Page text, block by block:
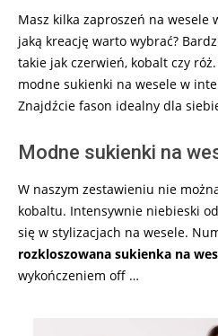
Masz kilka zaproszeń na wesele
jaką kreację warto wybrać?
takie jak czerwień, kobalt czy
modne sukienki na wesele w
Znajdźcie fason idealny dla
Modne sukienki na
W naszym zestawieniu nie
kobaltu. Intensywnie niebieski
się w stylizacjach na wesele.
rozkloszowana sukienka na
wykończeniem off …